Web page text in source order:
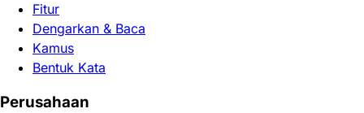
Fitur
Dengarkan & Baca
Kamus
Bentuk Kata
Perusahaan